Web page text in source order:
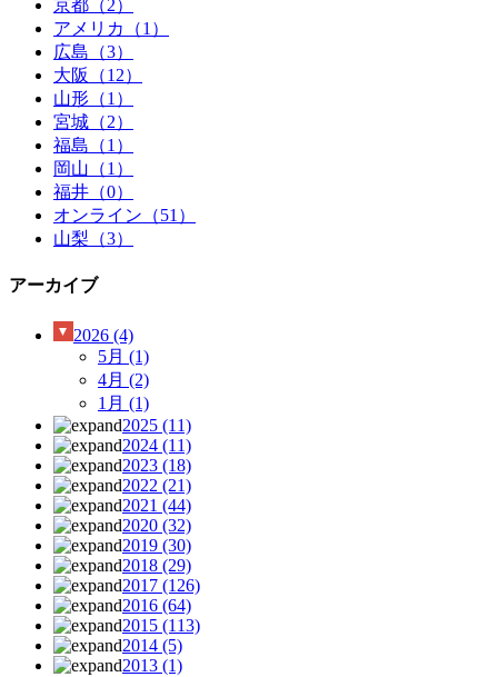
京都（2）
アメリカ（1）
広島（3）
大阪（12）
山形（1）
宮城（2）
福島（1）
岡山（1）
福井（0）
オンライン（51）
山梨（3）
アーカイブ
2026 (4)
5月 (1)
4月 (2)
1月 (1)
2025 (11)
2024 (11)
2023 (18)
2022 (21)
2021 (44)
2020 (32)
2019 (30)
2018 (29)
2017 (126)
2016 (64)
2015 (113)
2014 (5)
2013 (1)